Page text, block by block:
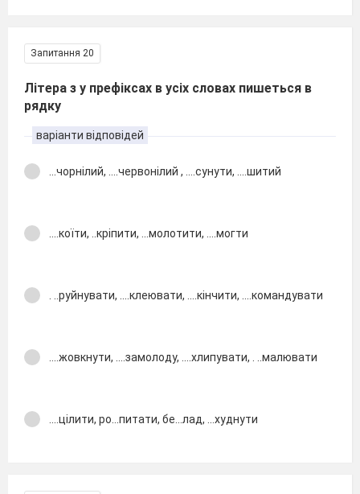
Запитання 20
Літера з у префіксах в усіх словах пишеться в
рядку
варіанти відповідей
...чорнілий, ....червонілий , ....сунути, ....шитий
....коїти, ..кріпити, ...молотити, ....могти
. ..руйнувати, ....клеювати, ....кінчити, ....командувати
....жовкнути, ....замолоду, ....хлипувати, . ..малювати
....цілити, ро...питати, бе...лад, ...худнути